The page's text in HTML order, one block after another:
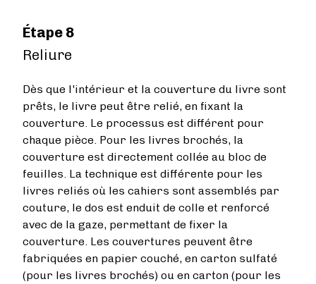
Étape 8
Reliure
Dès que l'intérieur et la couverture du livre sont
prêts, le livre peut être relié, en fixant la
couverture. Le processus est différent pour
chaque pièce. Pour les livres brochés, la
couverture est directement collée au bloc de
feuilles. La technique est différente pour les
livres reliés où les cahiers sont assemblés par
couture, le dos est enduit de colle et renforcé
avec de la gaze, permettant de fixer la
couverture. Les couvertures peuvent être
fabriquées en papier couché, en carton sulfaté
(pour les livres brochés) ou en carton (pour les